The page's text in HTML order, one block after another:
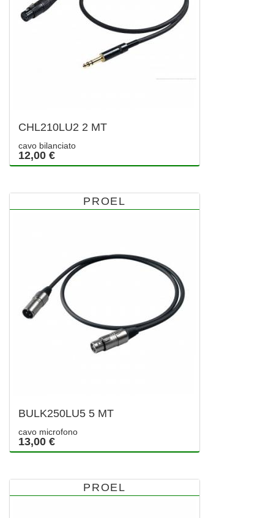
CHL210LU2 2 MT
cavo bilanciato
12,00 €
PROEL
BULK250LU5 5 MT
cavo microfono
13,00 €
PROEL